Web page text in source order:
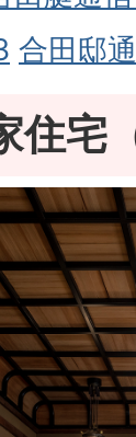
合田邸
住宅